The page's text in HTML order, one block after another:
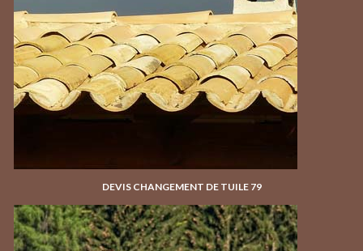
DEVIS CHANGEMENT DE TUILE 79